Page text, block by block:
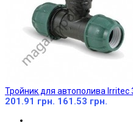
Тройник для автополива Irritec
201.91 грн. 161.53 грн.